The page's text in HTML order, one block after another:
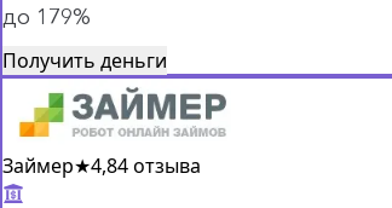
до 179%
Получить деньги
Займер★4,84 отзыва